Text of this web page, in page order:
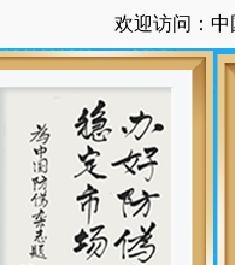
欢迎访问：中国品